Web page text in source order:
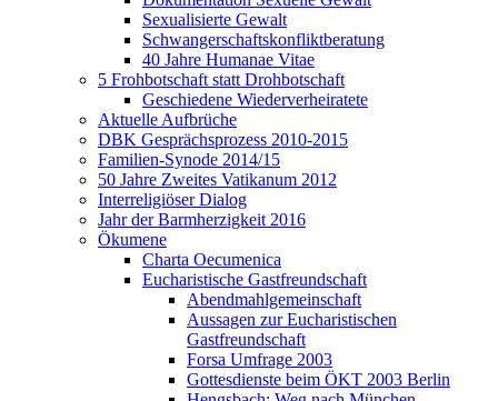
Sexualisierte Gewalt
Schwangerschaftskonfliktberatung
40 Jahre Humanae Vitae
5 Frohbotschaft statt Drohbotschaft
Geschiedene Wiederverheiratete
Aktuelle Aufbrüche
DBK Gesprächsprozess 2010-2015
Familien-Synode 2014/15
50 Jahre Zweites Vatikanum 2012
Interreligiöser Dialog
Jahr der Barmherzigkeit 2016
Ökumene
Charta Oecumenica
Eucharistische Gastfreundschaft
Abendmahlgemeinschaft
Aussagen zur Eucharistischen
Gastfreundschaft
Forsa Umfrage 2003
Gottesdienste beim ÖKT 2003 Berlin